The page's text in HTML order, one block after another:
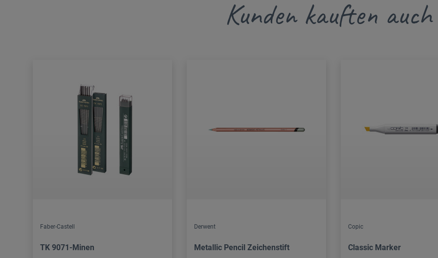
Kunden kauften auch
Faber-Castell
TK 9071-Minen
Derwent
Metallic Pencil Zeichenstift
Copic
Classic Marker